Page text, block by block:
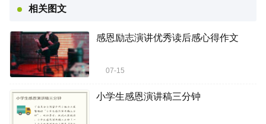
相关图文
感恩励志演讲优秀读后感心得作文
07-15
小学生感恩演讲稿三分钟